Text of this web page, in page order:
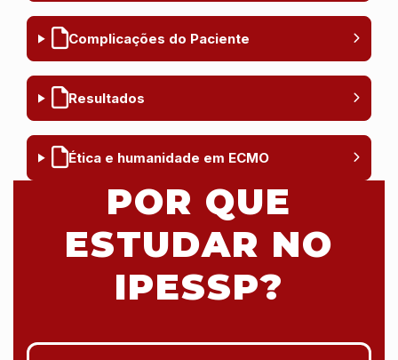
Complicações do Paciente
Resultados
Ética e humanidade em ECMO
POR QUE
ESTUDAR NO
IPESSP?